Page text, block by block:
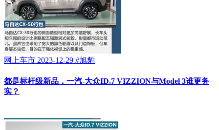
网上车市 2023-12-29 #旭豹
都是标杆级新品，一汽-大众ID.7 VIZZION与Model 3谁更务
实？